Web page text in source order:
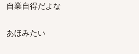
自業自得だよな
あほみたい